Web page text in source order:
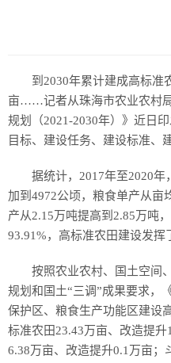
到2030年累计建成高标准
亩……记者从珠海市农业农村
规划（2021-2030年）》近日
目标、建设任务、建设标准、
据统计，2017年至2020年
加到4972公顷，粮食单产从亩
产从2.15万吨提高到2.85万吨
93.91%，高标准农田建设发挥
按照农业农村、国土空间
规划和国土“三调”成果要求，
保护区、粮食生产功能区建设
标准农田23.43万亩、改造提
6.38万亩、改造提升0.1万亩；